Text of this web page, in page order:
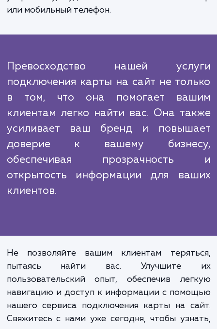
Описывая конкурентов, мы понимаем,
подобную возможность. Но то, что отличает
от конкурентов, это наш подход к
не просто вставляем карту и забываем об
Мы обеспечиваем ее актуальность,
использования и адаптивность к
устройству, будь то настольный
или мобильный телефон.
подключения карты на сайт не
в том, что она помогает
клиентам легко найти вас. Она
усиливает ваш бренд и
доверие к вашему
обеспечивая